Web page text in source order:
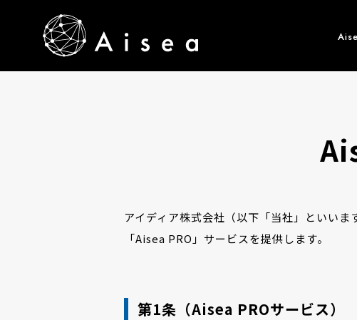
アイディア株式会社（以下「当社」といい
「Aisea PRO」サービスを提供します。
第1条（Aisea PROサービス）